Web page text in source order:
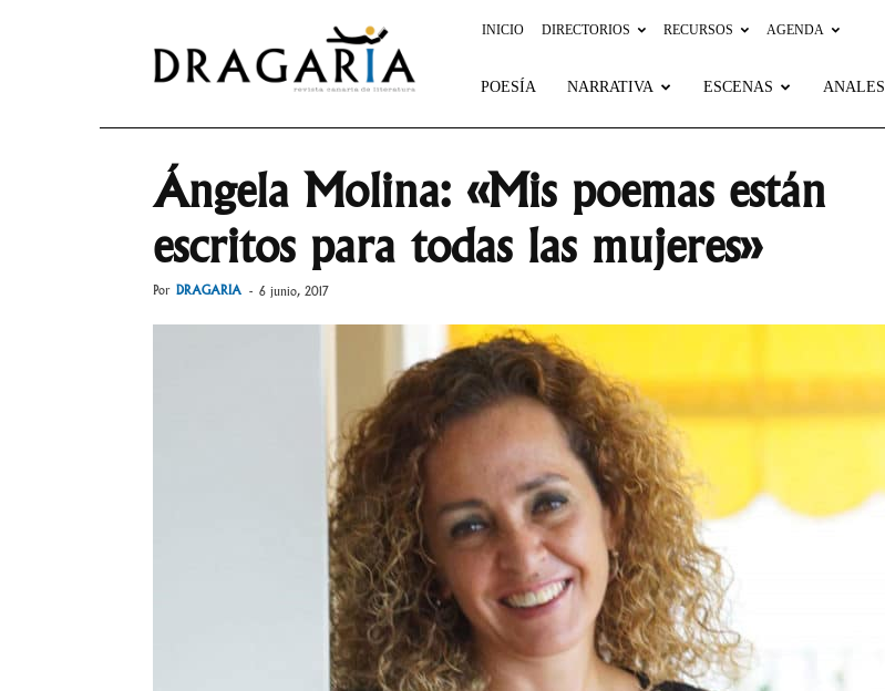
INICIO DIRECTORIOS RECURSOS AGENDA
POESÍA NARRATIVA ESCENAS ANALES
Ángela Molina: «Mis poemas están
escritos para todas las mujeres»
Por DRAGARIA - 6 junio, 2017